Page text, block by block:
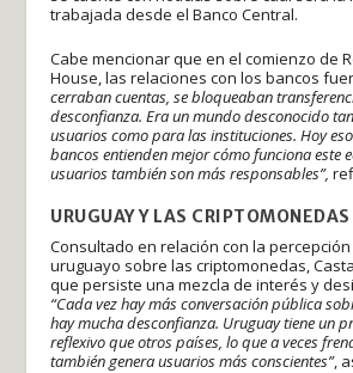
trabajada desde el Banco Central.
Cabe mencionar que en el comienzo de
House, las relaciones con los bancos
cerraban cuentas, se bloqueaban
desconfianza. Era un mundo desconocido
usuarios como para las instituciones. Hoy
bancos entienden mejor cómo funciona este
usuarios también son más responsables”,
URUGUAY Y LAS CRIPTOMONEDAS
Consultado en relación con la
uruguayo sobre las criptomonedas,
que persiste una mezcla de interés y
“Cada vez hay más conversación pública
hay mucha desconfianza. Uruguay tiene un
reflexivo que otros países, lo que a veces
también genera usuarios más conscientes”,